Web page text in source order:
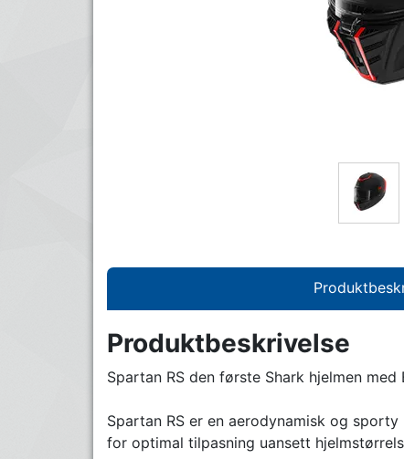
Produktbeskrivelse
Spartan RS den første Shark hjelmen
Spartan RS er en aerodynamisk og
for optimal tilpasning uansett